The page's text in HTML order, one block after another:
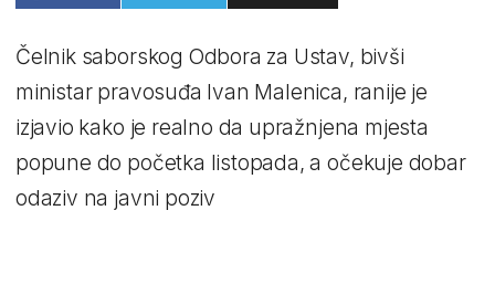
Čelnik saborskog Odbora za Ustav, bivši
ministar pravosuđa Ivan Malenica, ranije je
izjavio kako je realno da upražnjena mjesta
popune do početka listopada, a očekuje dobar
odaziv na javni poziv